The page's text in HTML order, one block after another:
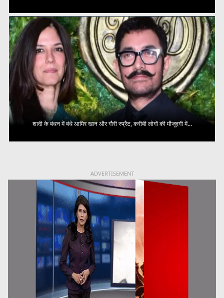
शादी के बंधन में बंधे आमिर खान और गौरी स्प्रैट, करीबी लोगों की मौजूदगी में...
ADVERTISEMENT